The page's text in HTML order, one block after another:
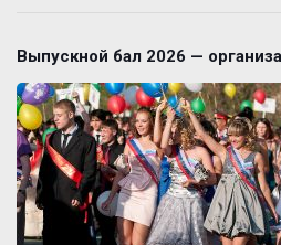
Выпускной бал 2026 —